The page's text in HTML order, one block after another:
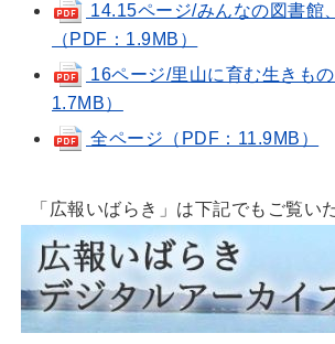
14.15ページ/みんなの図書館
（PDF：1.9MB）
16ページ/里山に育む生きも
1.7MB）
全ページ（PDF：11.9MB）
「広報いばらき」は下記でもご覧い